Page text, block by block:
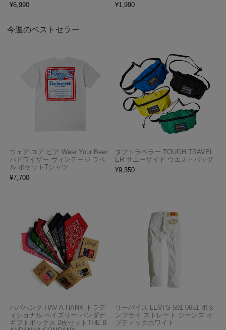
¥6,990
¥1,990
今週のベストセラー
ウェア ユア ビア Wear Your Beer
バドワイザー ヴィンテージ ラベ
ル ポケットTシャツ
¥7,700
タフトラベラー TOUGH TRAVEL
ER サニーサイド ウエストバッグ
¥9,350
ハバハンク HAV-A-HANK トラデ
ィショナル ペイズリー バンダナ
ギフトボックス 2枚セットTHE B
リーバイス LEVI’S 501-0651 ボタ
ンフライ ストレート ジーンズ オ
プティックホワイト